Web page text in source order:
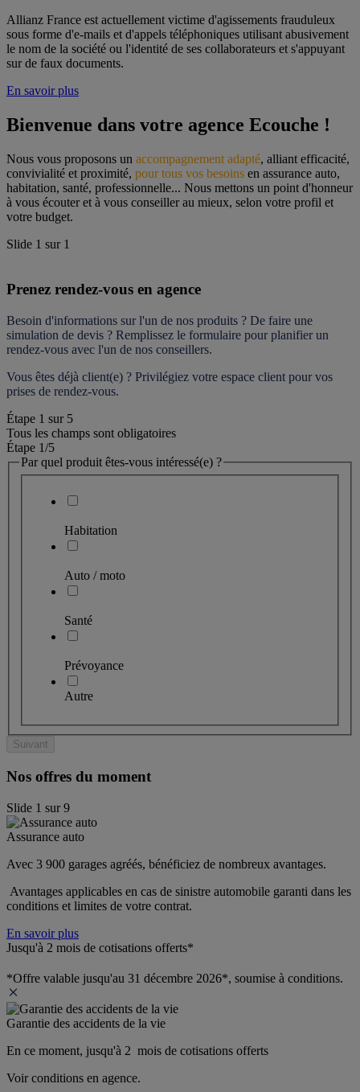
Allianz France est actuellement victime d'agissements frauduleux
sous forme d'e-mails et d'appels téléphoniques utilisant abusivement
le nom de la société ou l'identité de ses collaborateurs et s'appuyant
sur de faux documents.
En savoir plus
Bienvenue dans votre agence Ecouche !
Nous vous proposons un accompagnement adapté, alliant efficacité,
convivialité et proximité, pour tous vos besoins en assurance auto,
habitation, santé, professionnelle... Nous mettons un point d'honneur
à vous écouter et à vous conseiller au mieux, selon votre profil et
votre budget.
Slide 1 sur 1
Prenez rendez-vous en agence
Besoin d'informations sur l'un de nos produits ? De faire une
simulation de devis ? Remplissez le formulaire pour planifier un
rendez-vous avec l'un de nos conseillers.
Vous êtes déjà client(e) ? Privilégiez votre espace client pour vos
prises de rendez-vous.
Étape 1 sur 5
Tous les champs sont obligatoires
Étape 1/5
Par quel produit êtes-vous intéressé(e) ?
Habitation
Auto / moto
Santé
Prévoyance
Autre
Suivant
Nos offres du moment
Slide 1 sur9
Assurance auto
Avec 3 900 garages agréés, bénéficiez de nombreux avantages.
Avantages applicables en cas de sinistre automobile garanti dans les
conditions et limites de votre contrat.
En savoir plus
Jusqu'à 2 mois de cotisations offerts*
*Offre valable jusqu'au 31 décembre 2026*, soumise à conditions.
Garantie des accidents de la vie
En ce moment, jusqu'à 2  mois de cotisations offerts
Voir conditions en agence.